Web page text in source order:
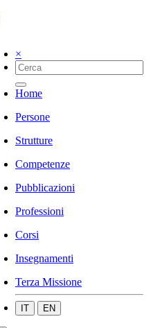
×
Home
Persone
Strutture
Competenze
Pubblicazioni
Professioni
Corsi
Insegnamenti
Terza Missione
IT EN